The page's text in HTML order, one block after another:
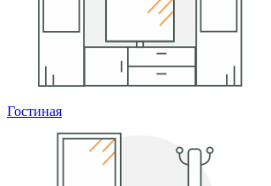
Гостиная